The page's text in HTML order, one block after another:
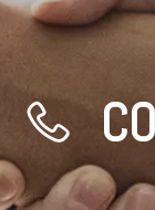
